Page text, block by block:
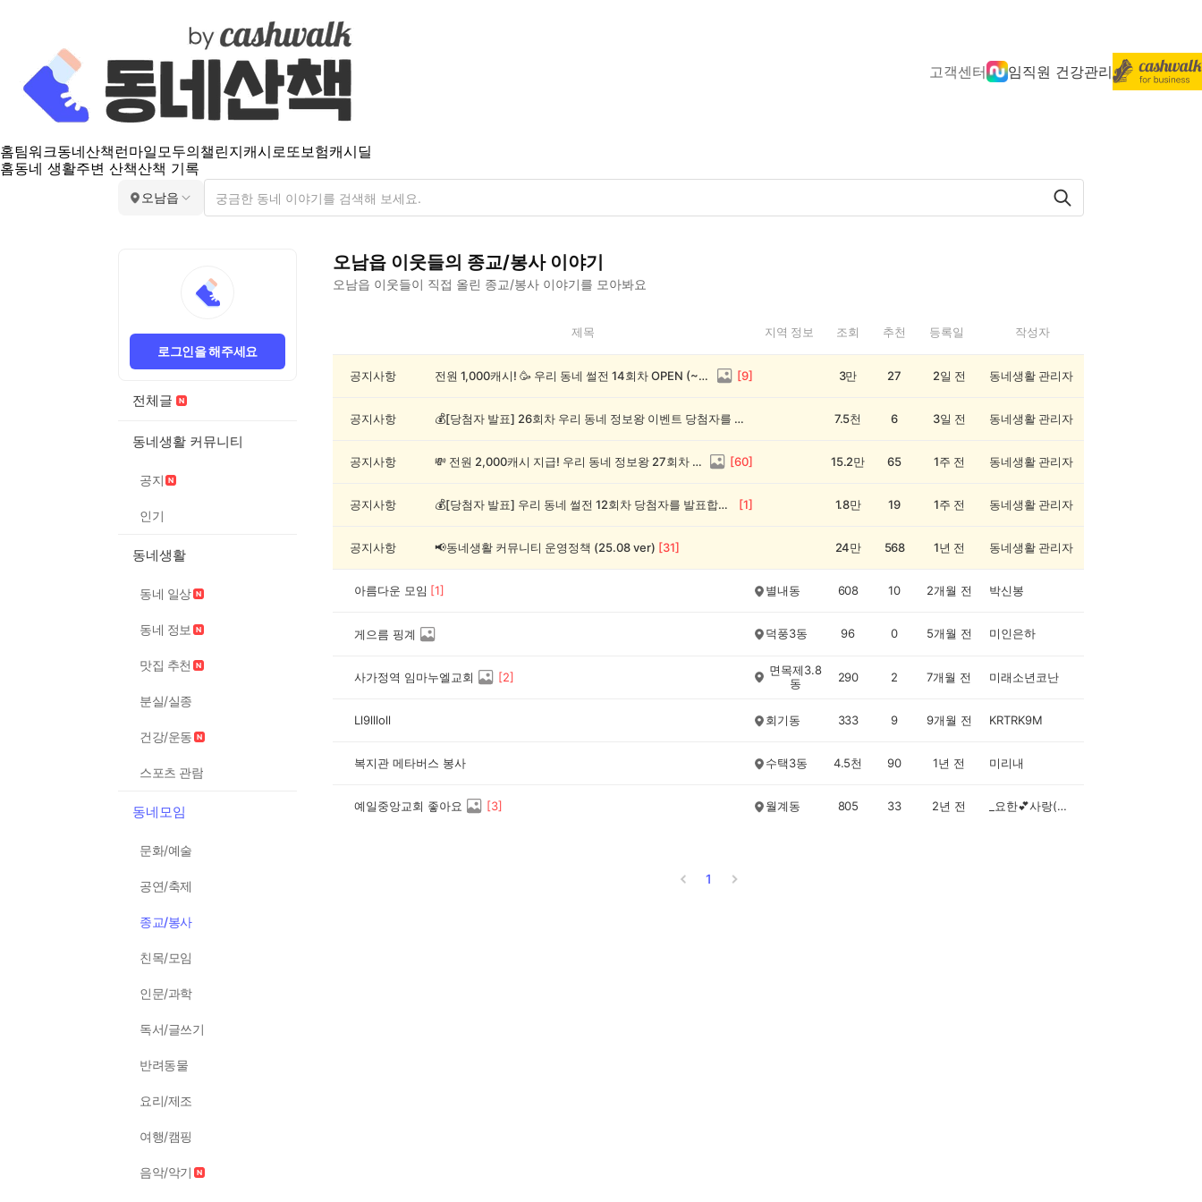
고객센터 임직원 건강관리
홈팀워크동네산책 런마일모두의챌린지캐시로또보험캐시딜
홈동네 생활주변 산책산책 기록
오남읍
로그인을 해주세요
전체글
동네생활 커뮤니티
공지
인기
동네생활
동네 일상
동네 정보
맛집 추천
분실/실종
건강/운동
스포츠 관람
동네모임
문화/예술
공연/축제
종교/봉사
친목/모임
인문/과학
독서/글쓰기
반려동물
요리/제조
여행/캠핑
음악/악기
오남읍 이웃들의 종교/봉사이야기
오남읍 이웃들이 직접 올린 종교/봉사 이야기를 모아봐요
읍
제목 지역 정보 조회 추천 등록일 작성자
공지사항 전원 1,000캐시! 🥳 우리 동네 썰전 14회차 OPEN (~8/17) [9] 3만 27 2일 전 동네생활 관리자
공지사항 💰[당첨자 발표] 26회차 우리 동네 정보왕 이벤트 당첨자를 발표합니다! 7.5천 6 3일 전 동네생활 관리자
공지사항 💸 전원 2,000캐시 지급! 우리 동네 정보왕 27회차 (~8/10) [60] 15.2만 65 1주 전 동네생활 관리자
공지사항 💰[당첨자 발표] 우리 동네 썰전 12회차 당첨자를 발표합니다! [1] 1.8만 19 1주 전 동네생활 관리자
공지사항 📢동네생활 커뮤니티 운영정책 (25.08 ver) [31] 24만 568 1년 전 동네생활 관리자
아름다운 모임 [1] 별내동 608 10 2개월 전 박신봉
게으름 핑계 덕풍3동 96 0 5개월 전 미인은하
사가정역 임마누엘교회 [2]
면목제3.8
동
290 2 7개월 전 미래소년코난
Ll9llloll 회기동 333 9 9개월 전 KRTRK9M
복지관 메타버스 봉사 수택3동 4.5천 90 1년 전 미리내
예일중앙교회 좋아요 [3] 월계동 805 33 2년 전 _요한💕사랑(오전 오후)
1